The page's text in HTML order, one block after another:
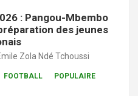
: Pangou-Mbembo
des jeunes
Zola Ndé Tchoussi
FOOTBALL
POPULAIRE